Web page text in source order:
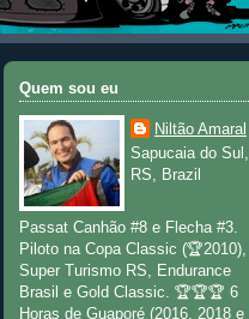
Quem sou eu
Niltão Amaral
Sapucaia do Sul,
RS, Brazil
Passat Canhão #8 e Flecha #3.
Piloto na Copa Classic (🏆2010),
Super Turismo RS, Endurance
Brasil e Gold Classic. 🏆🏆🏆 6
Horas de Guaporé (2016, 2018 e